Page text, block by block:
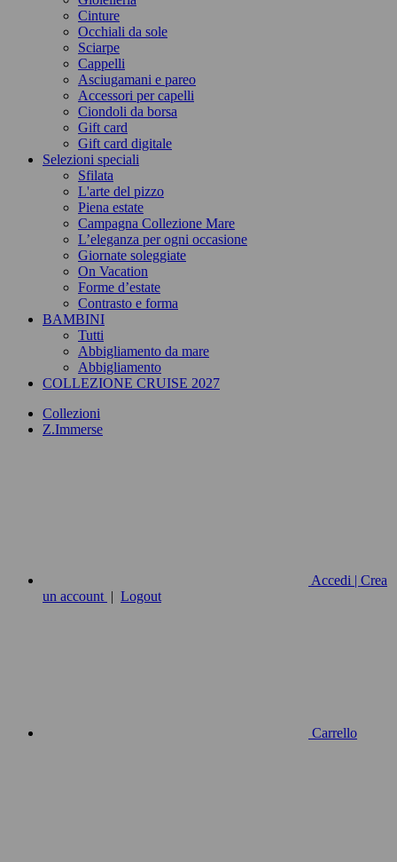
Cinture
Occhiali da sole
Sciarpe
Cappelli
Asciugamani e pareo
Accessori per capelli
Ciondoli da borsa
Gift card
Gift card digitale
Selezioni speciali
Sfilata
L'arte del pizzo
Piena estate
Campagna Collezione Mare
L’eleganza per ogni occasione
Giornate soleggiate
On Vacation
Forme d’estate
Contrasto e forma
BAMBINI
Tutti
Abbigliamento da mare
Abbigliamento
COLLEZIONE CRUISE 2027
Collezioni
Z.Immerse
Accedi | Crea
un account | Logout
Carrello